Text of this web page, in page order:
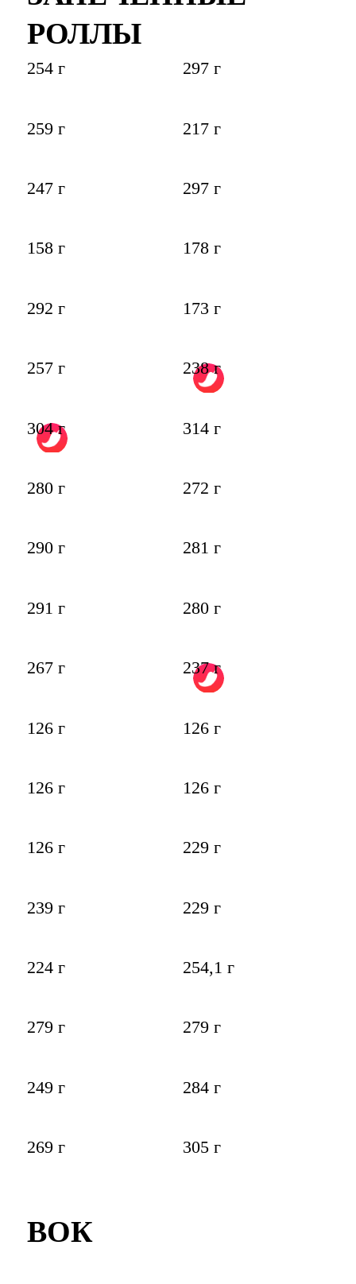
РОЛЛЫ
254 г 297 г
259 г 217 г
247 г 297 г
158 г 178 г
292 г 173 г
257 г 238 г
304 г 314 г
280 г 272 г
290 г 281 г
291 г 280 г
267 г 237 г
126 г 126 г
126 г 126 г
126 г 229 г
239 г 229 г
224 г 254,1 г
279 г 279 г
249 г 284 г
269 г 305 г
ВОК